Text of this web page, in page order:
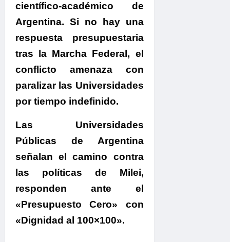
científico-académico de
Argentina. Si no hay una
respuesta presupuestaria
tras la Marcha Federal, el
conflicto amenaza con
paralizar las Universidades
por tiempo indefinido.
Las Universidades
Públicas de Argentina
señalan el camino contra
las políticas de Milei,
responden ante el
«Presupuesto Cero» con
«Dignidad al 100×100».